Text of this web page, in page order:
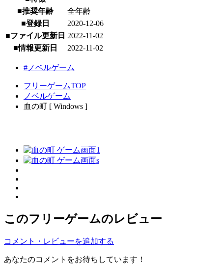
■推奨年齢
全年齢
■登録日
2020-12-06
■ファイル更新日 2022-11-02
■情報更新日
2022-11-02
#ノベルゲーム
フリーゲームTOP
ノベルゲーム
血の町 [ Windows ]
このフリーゲームのレビュー
コメント・レビューを追加する
あなたのコメントをお待ちしています！